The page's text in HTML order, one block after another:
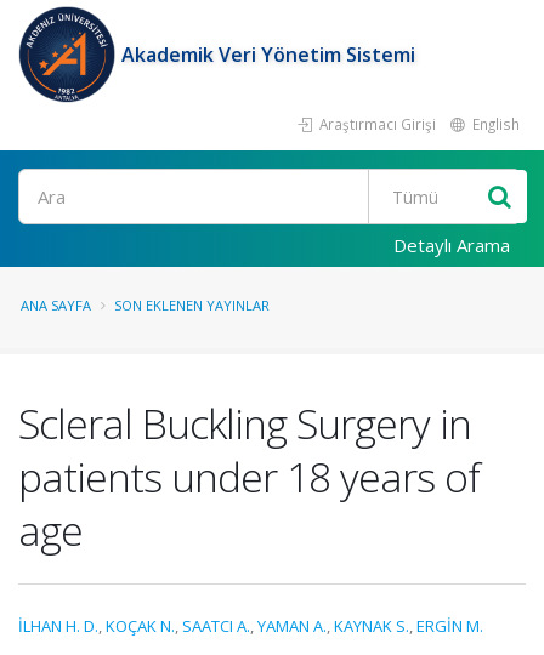
Akademik Veri Yönetim Sistemi
Araştırmacı Girişi English
Ara
Detaylı Arama
ANA SAYFA SON EKLENEN YAYINLAR
Scleral Buckling Surgery in
patients under 18 years of
age
İLHAN H. D.,KOÇAK N., SAATCI A.,YAMAN A.,KAYNAK S.,ERGİN M.